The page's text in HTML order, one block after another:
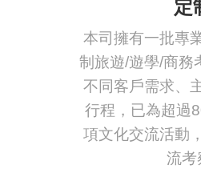
定
本司擁有一批專
制旅遊/遊學/商務
不同客戶需求、
行程，已為超過
項文化交流活動
流考